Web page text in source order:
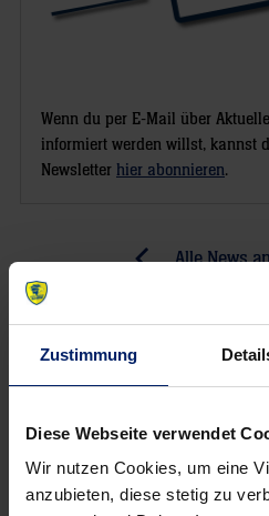
Zustimmung
Diese Webseite verwendet
Wir nutzen Cookies, um eine
anzubieten, diese stetig zu
Wenn du per E-Mail über
informiert werden willst, kannst
Newsletter hier abonnieren.
Post
navigation
nur
ein
Aufbaugegner
Alle News